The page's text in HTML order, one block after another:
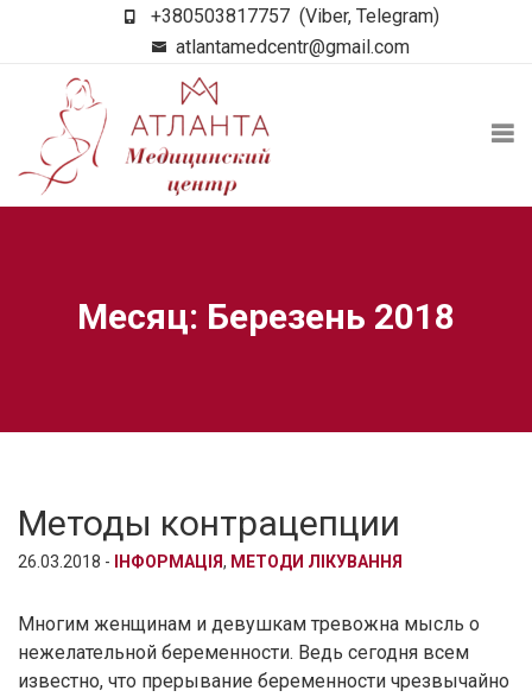
+380503817757 (Viber, Telegram)
atlantamedcentr@gmail.com
Месяц: Березень 2018
Методы контрацепции
26.03.2018 - ІНФОРМАЦІЯ, МЕТОДИ ЛІКУВАННЯ
Многим женщинам и девушкам тревожна мысль о
нежелательной беременности. Ведь сегодня всем
известно, что прерывание беременности чрезвычайно